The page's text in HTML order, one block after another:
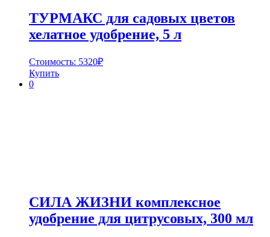
ТУРМАКС для садовых цветов
хелатное удобрение, 5 л
Стоимость: 5320₽
Купить
0
СИЛА ЖИЗНИ комплексное
удобрение для цитрусовых, 300 мл